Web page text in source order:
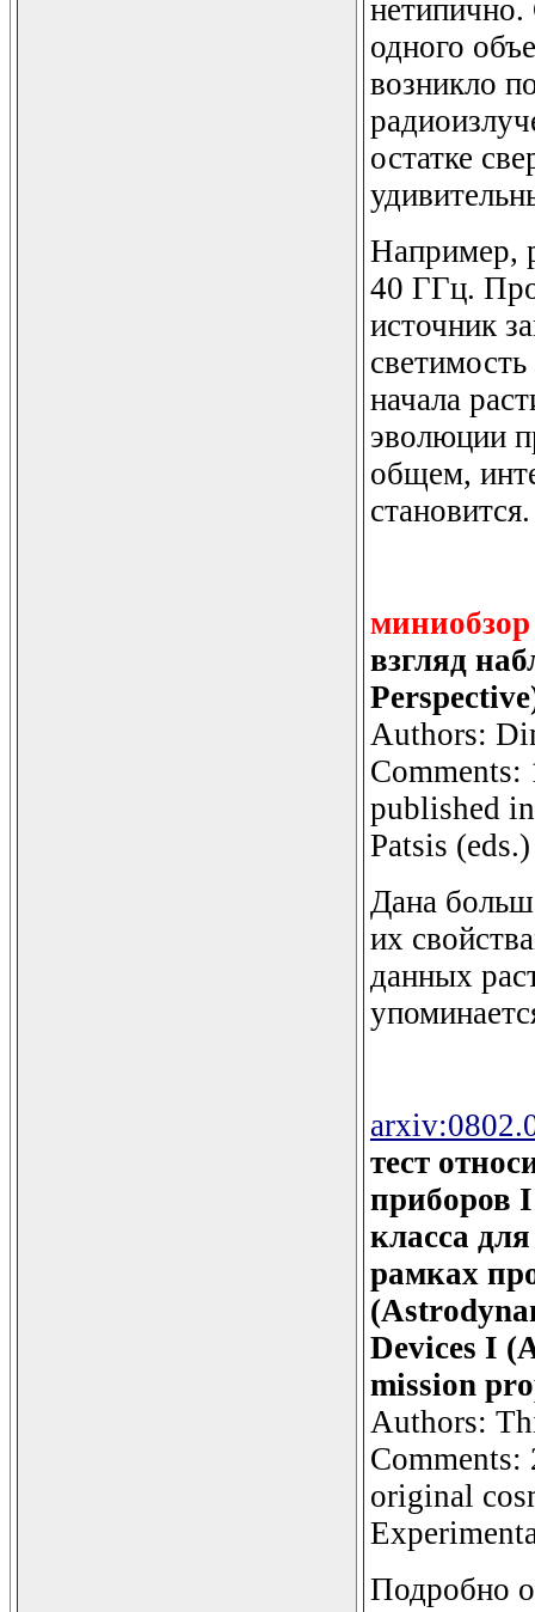
нетипично.
одного
возникло
остатке
Например,
40 ГГц.
источник
начала
эволюции
общем,
становится.
миниобзор
взгляд
Authors:
published
Patsis (eds.)
Дана
их
данных
тест
приборов
класса
рамках
Devices I
mission
Authors:
Comments:
original
Подробно